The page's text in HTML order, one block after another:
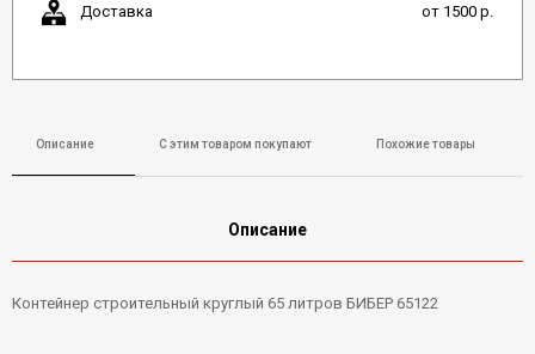
Доставка от 1500 р.
Описание С этим товаром покупают Похожие товары
Описание
Контейнер строительный круглый 65 литров БИБЕР 65122